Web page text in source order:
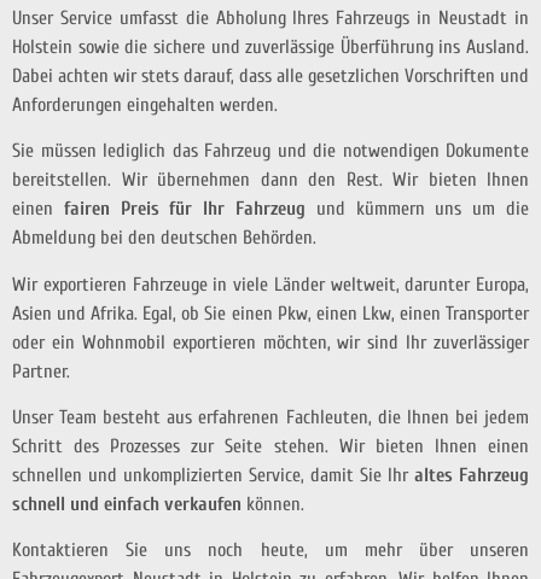
Unser Service umfasst die Abholung Ihres Fahrzeugs in Neustadt in
Holstein sowie die sichere und zuverlässige Überführung ins Ausland.
Dabei achten wir stets darauf, dass alle gesetzlichen Vorschriften und
Anforderungen eingehalten werden.
Sie müssen lediglich das Fahrzeug und die notwendigen Dokumente
bereitstellen. Wir übernehmen dann den Rest. Wir bieten Ihnen
einen fairen Preis für Ihr Fahrzeug und kümmern uns um die
Abmeldung bei den deutschen Behörden.
Wir exportieren Fahrzeuge in viele Länder weltweit, darunter Europa,
Asien und Afrika. Egal, ob Sie einen Pkw, einen Lkw, einen Transporter
oder ein Wohnmobil exportieren möchten, wir sind Ihr zuverlässiger
Partner.
Unser Team besteht aus erfahrenen Fachleuten, die Ihnen bei jedem
Schritt des Prozesses zur Seite stehen. Wir bieten Ihnen einen
schnellen und unkomplizierten Service, damit Sie Ihr altes Fahrzeug
schnell und einfach verkaufen können.
Kontaktieren Sie uns noch heute, um mehr über unseren